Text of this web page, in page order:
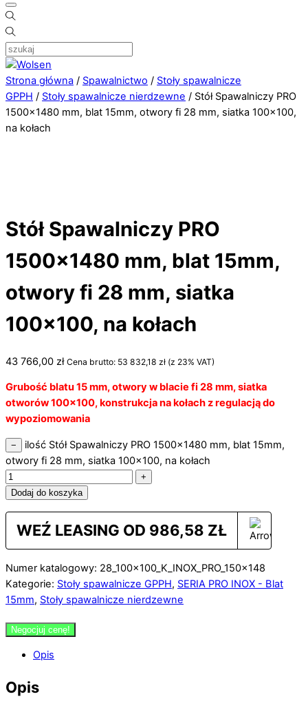
Strona główna / Spawalnictwo / Stoły spawalnicze
GPPH / Stoły spawalnicze nierdzewne / Stół Spawalniczy PRO
1500×1480 mm, blat 15mm, otwory fi 28 mm, siatka 100×100,
na kołach
Stół Spawalniczy PRO
1500×1480 mm, blat 15mm,
otwory fi 28 mm, siatka
100×100, na kołach
43 766,00 zł Cena brutto: 53 832,18 zł (z 23% VAT)
Grubość blatu 15 mm, otwory w blacie fi 28 mm, siatka
otworów 100×100, konstrukcja na kołach z regulacją do
wypoziomowania
−
ilość Stół Spawalniczy PRO 1500x1480 mm, blat 15mm,
otwory fi 28 mm, siatka 100x100, na kołach
+
Dodaj do koszyka
WEŹ LEASING OD 986,58 ZŁ
Numer katalogowy: 28_100x100_K_INOX_PRO_150x148
Kategorie: Stoły spawalnicze GPPH, SERIA PRO INOX - Blat
15mm, Stoły spawalnicze nierdzewne
Negocjuj cenę!
Opis
Opis